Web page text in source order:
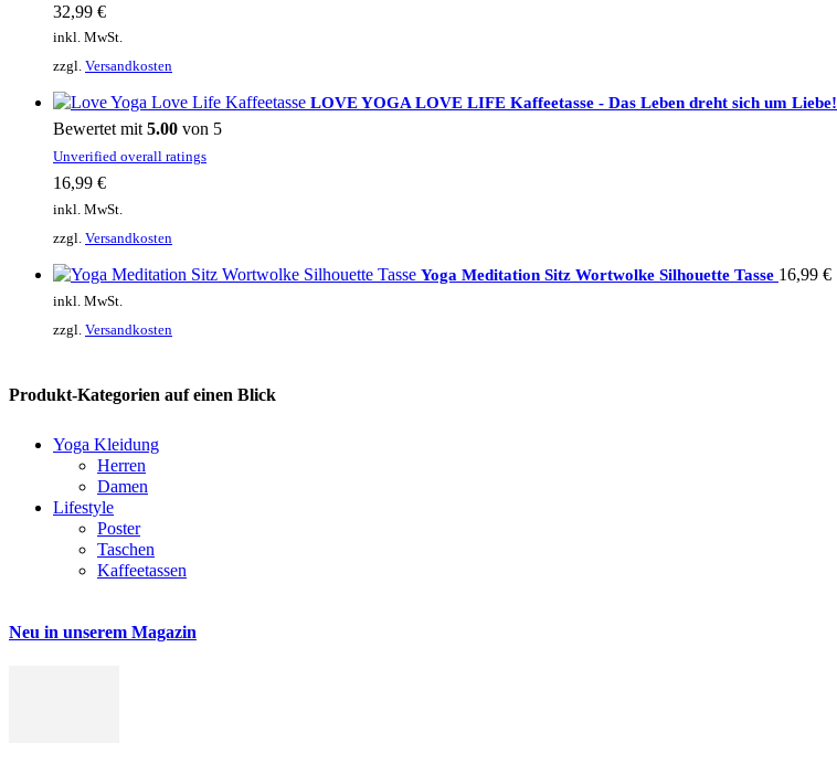
32,99 €
inkl. MwSt.
zzgl. Versandkosten
LOVE YOGA LOVE LIFE Kaffeetasse - Das Leben dreht sich um Liebe!
Bewertet mit 5.00 von 5
Unverified overall ratings
16,99 €
inkl. MwSt.
zzgl. Versandkosten
Yoga Meditation Sitz Wortwolke Silhouette Tasse 16,99 €
inkl. MwSt.
zzgl. Versandkosten
Produkt-Kategorien auf einen Blick
Yoga Kleidung
Herren
Damen
Lifestyle
Poster
Taschen
Kaffeetassen
Neu in unserem Magazin